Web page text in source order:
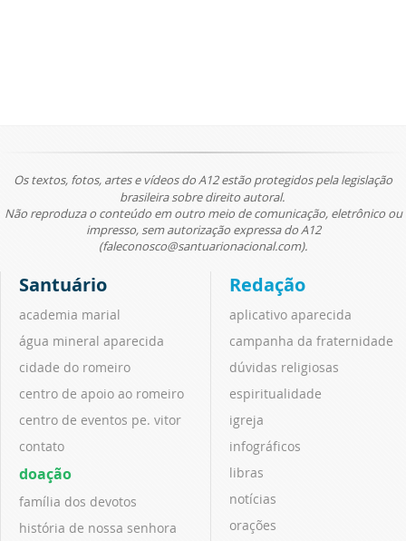
Os textos, fotos, artes e vídeos do A12 estão protegidos pela legislação
brasileira sobre direito autoral.
Não reproduza o conteúdo em outro meio de comunicação, eletrônico ou
impresso, sem autorização expressa do A12
(faleconosco@santuarionacional.com).
Santuário
academia marial
água mineral aparecida
cidade do romeiro
centro de apoio ao romeiro
centro de eventos pe. vitor
contato
doação
família dos devotos
história de nossa senhora
Redação
aplicativo aparecida
campanha da fraternidade
dúvidas religiosas
espiritualidade
igreja
infográficos
libras
notícias
orações